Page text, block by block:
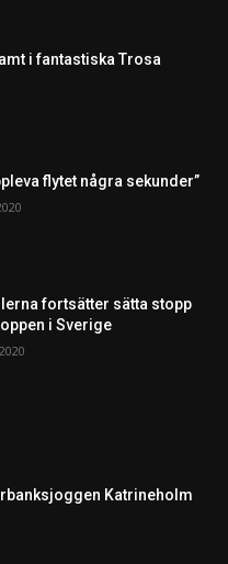
i fantastiska Trosa
flytet några sekunder”
fortsätter sätta stopp
i Sverige
Katrineholm